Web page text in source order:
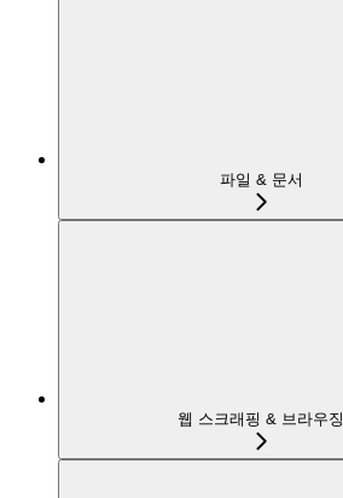
파일 & 문서
웹 스크래핑 & 브라우징